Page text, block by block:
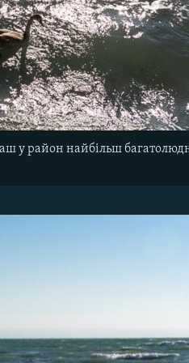
у район найбільш